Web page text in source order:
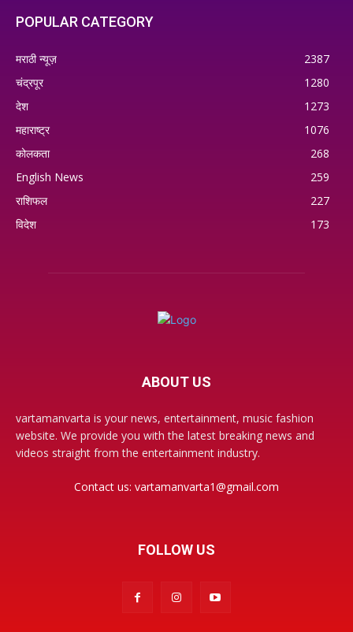
POPULAR CATEGORY
मराठी न्यूज़
2387
चंद्रपूर
1280
देश
1273
महाराष्ट्र
1076
कोलकता
268
English News
259
राशिफल
227
विदेश
173
ABOUT US
vartamanvarta is your news, entertainment, music fashion
website. We provide you with the latest breaking news and
videos straight from the entertainment industry.
Contact us: vartamanvarta1@gmail.com
FOLLOW US